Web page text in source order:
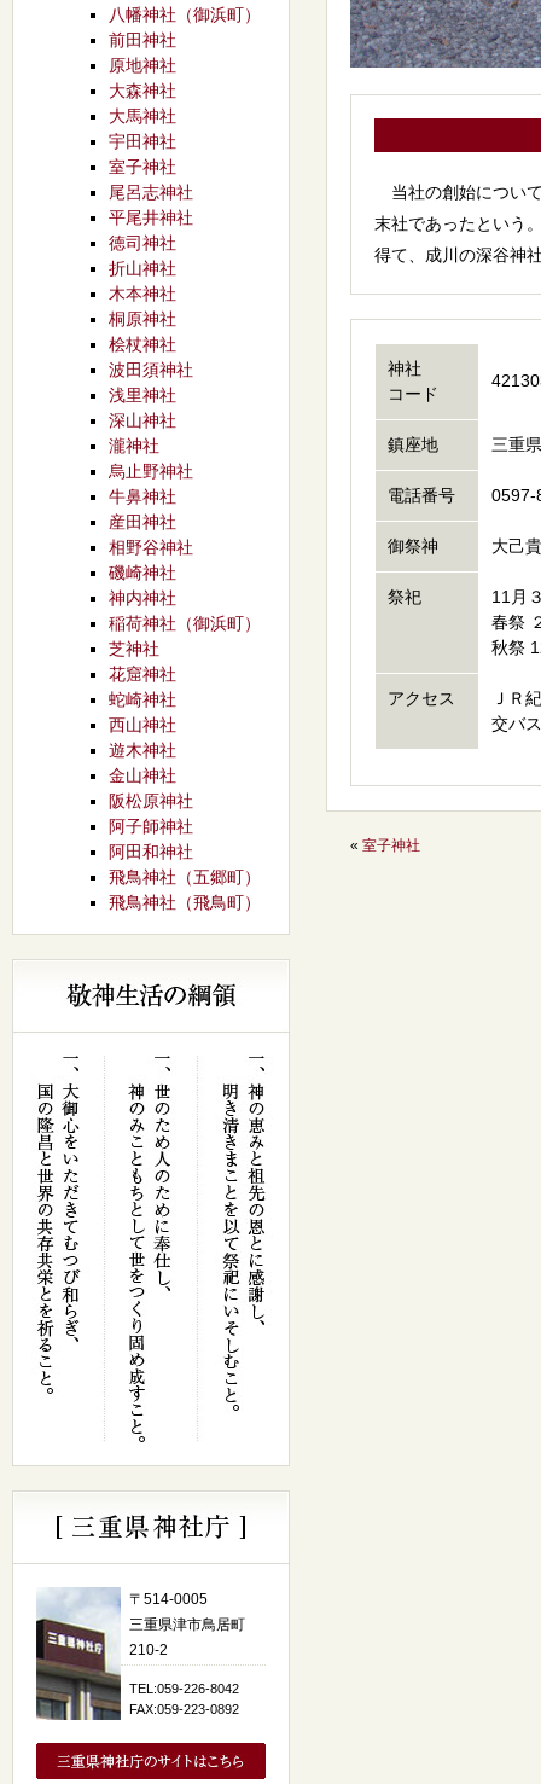
当社の創始につい
末社であったという
得て、成川の深谷神
神社
コード
鎮座地 三重
電話番号 0597-
御祭神 大己
祭祀
11月
春祭
秋祭
アクセス
ＪＲ
交バ
« 室子神社
八幡神社（御浜町）
前田神社
原地神社
大森神社
大馬神社
宇田神社
室子神社
尾呂志神社
平尾井神社
徳司神社
折山神社
木本神社
桐原神社
桧杖神社
波田須神社
浅里神社
深山神社
瀧神社
烏止野神社
牛鼻神社
産田神社
相野谷神社
磯崎神社
神内神社
稲荷神社（御浜町）
芝神社
花窟神社
蛇崎神社
西山神社
遊木神社
金山神社
阪松原神社
阿子師神社
阿田和神社
飛鳥神社（五郷町）
飛鳥神社（飛鳥町）
〒514-0005
三重県津市鳥居町
210-2
TEL:059-226-8042
FAX:059-223-0892